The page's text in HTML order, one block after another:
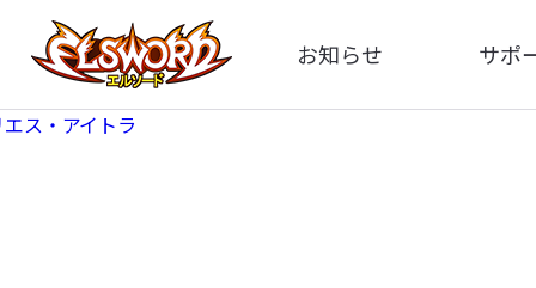
お知らせ
全体
サポ